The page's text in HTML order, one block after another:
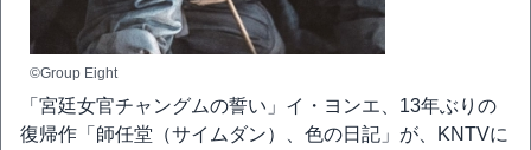
©Group Eight
「宮廷女官チャングムの誓い」イ・ヨンエ、13年ぶりの
復帰作「師任堂（サイムダン）、色の日記」が、KNTVに